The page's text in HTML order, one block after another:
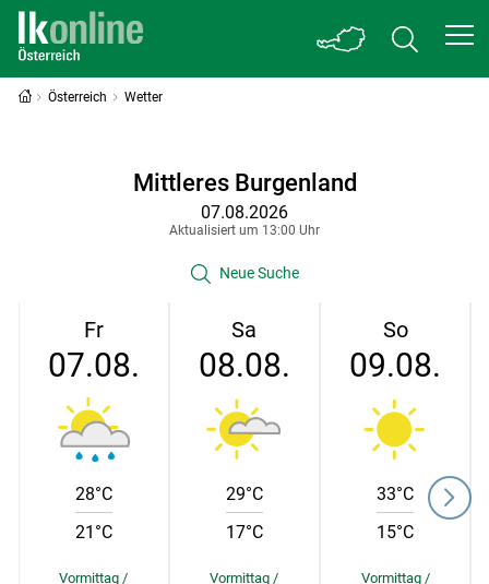
Skip to main content
Österreich Wetter
Mittleres Burgenland
07.08.2026
Aktualisiert um 13:00 Uhr
Neue Suche
Fr
07.08.
Sa
08.08.
So
09.08.
28°C
21°C
29°C
17°C
33°C
15°C